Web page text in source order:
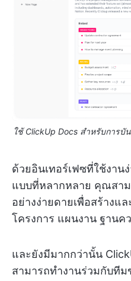
ใช้ ClickUp Docs สำหรับการ
ด้วยอินเทอร์เฟซที่ใช้งาน
แบบที่หลากหลาย คุณสา
อย่างง่ายดายเพื่อสร้างแ
โครงการ แผนงาน ฐานค
และยังมีมากกว่านั้น
สามารถทำงานร่วมกับที